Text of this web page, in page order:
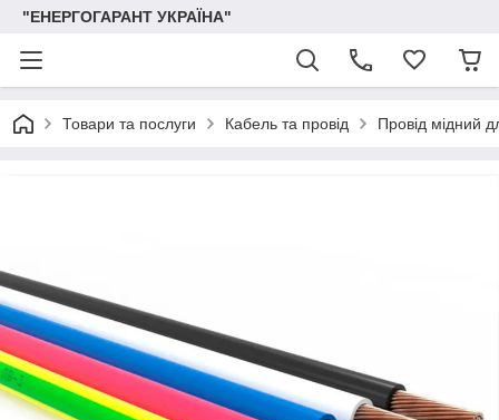
"ЕНЕРГОГАРАНТ УКРАЇНА"
Товари та послуги Кабель та провід Провід мідний